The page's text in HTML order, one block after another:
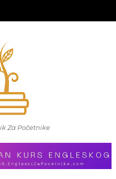
Za Početnike